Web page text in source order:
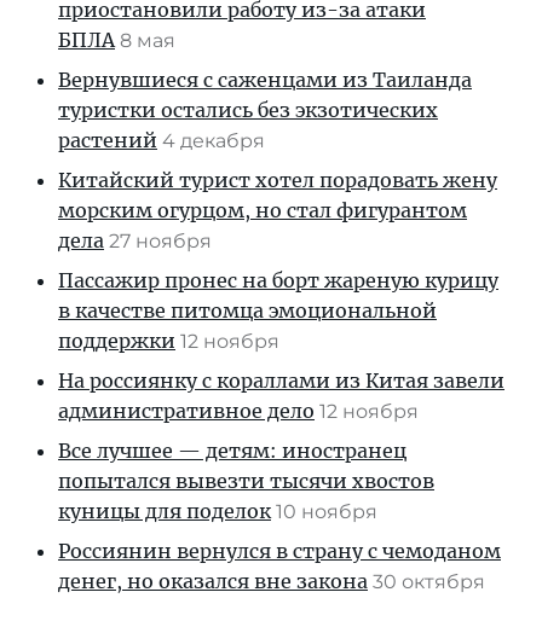
приостановили работу из-за атаки
БПЛА 8 мая
Вернувшиеся с саженцами из Таиланда
туристки остались без экзотических
растений 4 декабря
Китайский турист хотел порадовать жену
морским огурцом, но стал фигурантом
дела 27 ноября
Пассажир пронес на борт жареную курицу
в качестве питомца эмоциональной
поддержки 12 ноября
На россиянку с кораллами из Китая завели
административное дело 12 ноября
Все лучшее — детям: иностранец
попытался вывезти тысячи хвостов
куницы для поделок 10 ноября
Россиянин вернулся в страну с чемоданом
денег, но оказался вне закона 30 октября